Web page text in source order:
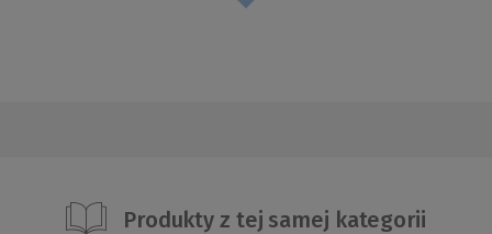
Produkty z tej samej kategorii